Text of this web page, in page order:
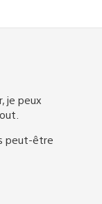
je peux
peut-être